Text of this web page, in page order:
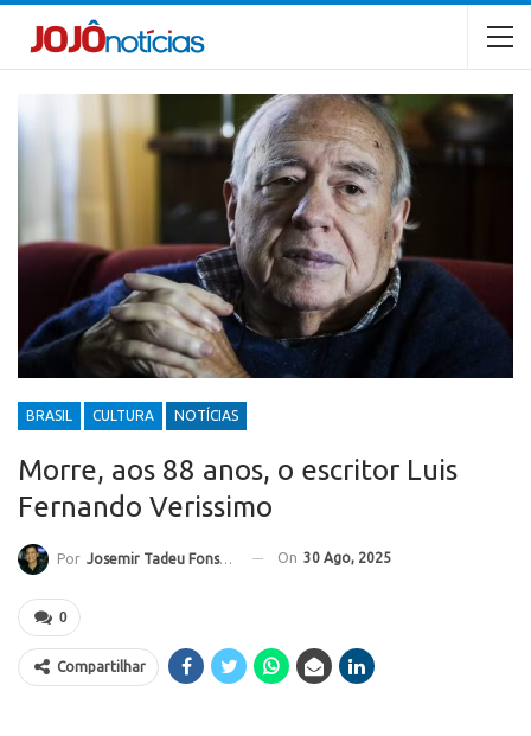
BRASIL CULTURA NOTÍCIAS
Morre, aos 88 anos, o escritor Luis
Fernando Verissimo
Por Josemir Tadeu Fonseca On 30 Ago, 2025
0
Compartilhar